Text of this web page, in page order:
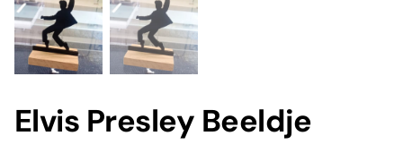
Elvis Presley Beeldje